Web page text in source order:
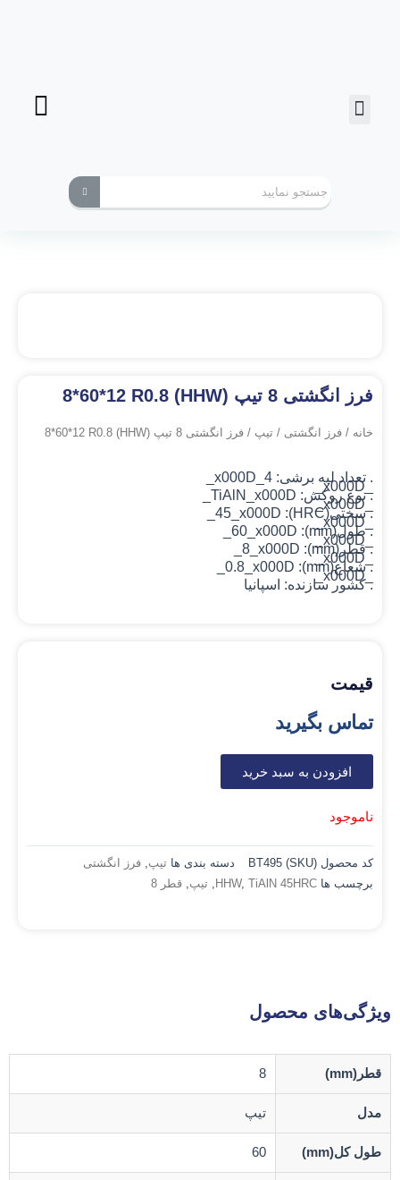
فرز انگشتی 8 تیپ (HHW) 8*60*12 R0.8
خانه / فرز انگشتی / تیپ / فرز انگشتی 8 تیپ (HHW) 8*60*12 R0.8
. تعداد لبه برشی: 4_x000D_
_x000D_
. نوع روکش: TiAlN _x000D_
_x000D_
. سختی(HRC): 45_x000D_
_x000D_
. طول(mm): 60_x000D_
_x000D_
. قطر(mm): 8_x000D_
_x000D_
. شعاع(mm): 0.8_x000D_
_x000D_
. کشور سازنده: اسپانیا
قیمت
تماس بگیرید
افزودن به سبد خرید
ناموجود
کد محصول (SKU) BT495 دسته بندی ها تیپ فرز انگشتی
برچسب ها
HHW, TiAlN 45HRC تیپ قطر 8
ویژگی‌های محصول
قطر(mm) 8
مدل تیپ
طول کل(mm) 60